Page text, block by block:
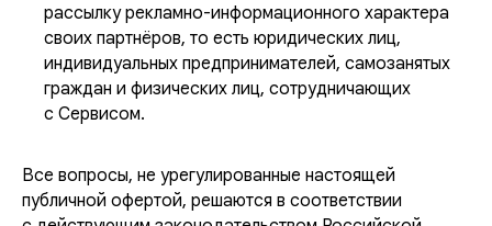
рассылку рекламно-информационного характера
своих партнёров, то есть юридических лиц,
индивидуальных предпринимателей, самозанятых
граждан и физических лиц, сотрудничающих
с Сервисом.
Все вопросы, не урегулированные настоящей
публичной офертой, решаются в соответствии